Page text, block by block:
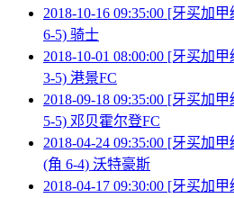
2018-10-16 09:35:00 [牙买加
6-5) 骑士
2018-10-01 08:00:00 [牙买加
3-5) 港景FC
2018-09-18 09:35:00 [牙买加
5-5) 邓贝霍尔登FC
2018-04-24 09:35:00 [牙买加
(角 6-4) 沃特豪斯
2018-04-17 09:30:00 [牙买加